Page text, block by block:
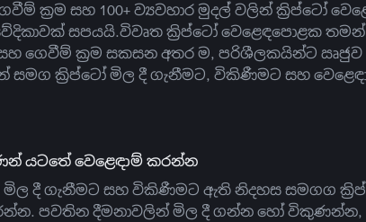
ගෙවීම් ක්‍රම සහ 100+ ව්‍යවහාර මුදල් වලින් ක්‍රිප්ටෝ
සපයයි.විවෘත ක්‍රිප්ටෝ වෙළෙඳපොළක තමන්
ගෙවීම් ක්‍රම සකසන අතර ම, පරිශීලකයින්ට ඍජුව
ක්‍රිප්ටෝ මිල දී ගැනීමට, විකිණීමට සහ
යටතේ වෙළෙඳාම් කරන්න
දී ගැනීමට සහ විකිණීමට ඇති නිදහස සමගග
පවතින දීමනාවලින් මිල දී ගන්න හෝ විකුණන්න,